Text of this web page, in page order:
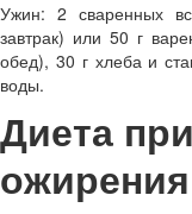
Ужин: 2 сваренных
завтрак) или 50 г
обед), 30 г хлеба и
воды.
Диета
ожирения